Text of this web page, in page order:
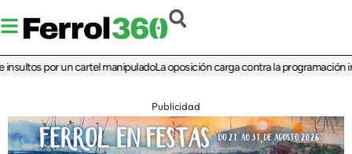
por un cartel manipuladoLa oposición carga contra la programación
Publicidad